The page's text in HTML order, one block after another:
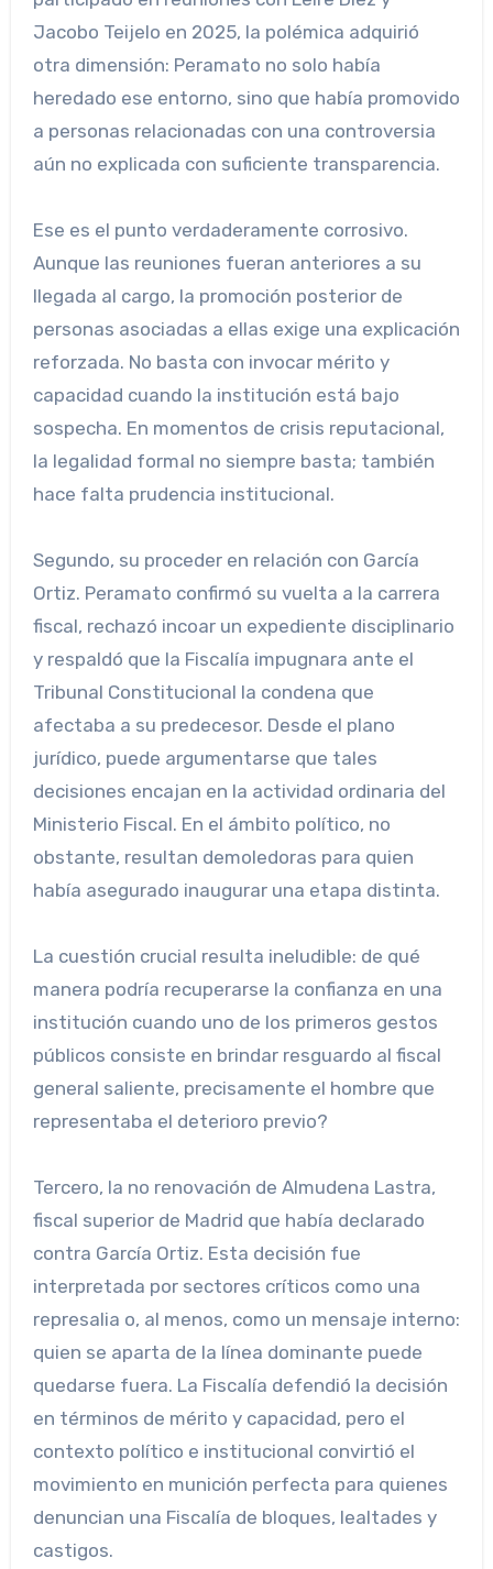
Jacobo Teijelo en 2025, la polémica adquirió
otra dimensión: Peramato no solo había
heredado ese entorno, sino que había promovido
a personas relacionadas con una controversia
aún no explicada con suficiente transparencia.
Ese es el punto verdaderamente corrosivo.
Aunque las reuniones fueran anteriores a su
llegada al cargo, la promoción posterior de
personas asociadas a ellas exige una explicación
reforzada. No basta con invocar mérito y
capacidad cuando la institución está bajo
sospecha. En momentos de crisis reputacional,
la legalidad formal no siempre basta; también
hace falta prudencia institucional.
Segundo, su proceder en relación con García
Ortiz. Peramato confirmó su vuelta a la carrera
fiscal, rechazó incoar un expediente disciplinario
y respaldó que la Fiscalía impugnara ante el
Tribunal Constitucional la condena que
afectaba a su predecesor. Desde el plano
jurídico, puede argumentarse que tales
decisiones encajan en la actividad ordinaria del
Ministerio Fiscal. En el ámbito político, no
obstante, resultan demoledoras para quien
había asegurado inaugurar una etapa distinta.
La cuestión crucial resulta ineludible: de qué
manera podría recuperarse la confianza en una
institución cuando uno de los primeros gestos
públicos consiste en brindar resguardo al fiscal
general saliente, precisamente el hombre que
representaba el deterioro previo?
Tercero, la no renovación de Almudena Lastra,
fiscal superior de Madrid que había declarado
contra García Ortiz. Esta decisión fue
interpretada por sectores críticos como una
represalia o, al menos, como un mensaje interno:
quien se aparta de la línea dominante puede
quedarse fuera. La Fiscalía defendió la decisión
en términos de mérito y capacidad, pero el
contexto político e institucional convirtió el
movimiento en munición perfecta para quienes
denuncian una Fiscalía de bloques, lealtades y
castigos.